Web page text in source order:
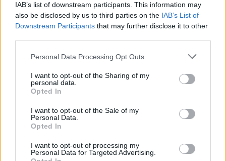
IAB’s list of downstream participants. This information may
also be disclosed by us to third parties on the IAB’s List of
Downstream Participants that may further disclose it to other
Please note that this website/app uses one or more Google
not limited to your visit or usage behaviour. You may click to
grant or deny consent to Google and its third-party tags to
use your data for below specified purposes in below Google
consent section.
Personal Data Processing Opt Outs
I want to opt-out of the Sharing of my
personal data.
Opted In
I want to opt-out of the Sale of my
Personal Data.
Opted In
I want to opt-out of processing my
Personal Data for Targeted Advertising.
javítottak, helikoptereket is bevetettek a tüzeknél
A zárkában rosszul lett, elájult – ilyen körülményekről
Váratlan fennakadás borította fel a Szolnok–Kecskemét
A polgármester a szolnoki cégekhez fordult: több száz
elbocsátott dolgozón segítene
Csődbe ment a tószegi Accell Hunland, a hazai
kerékpárgyártás meghatározó szereplője
Egyszer fent, egyszer lent, így festett a Duna a két évvel
ezelőtti árvíz idején és így most – fotógyűjtemény